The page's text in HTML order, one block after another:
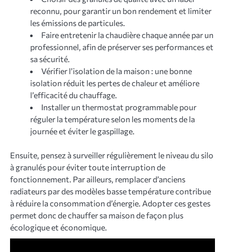
reconnu, pour garantir un bon rendement et limiter
les émissions de particules.
Faire entretenir la chaudière chaque année par un
professionnel, afin de préserver ses performances et
sa sécurité.
Vérifier l’isolation de la maison : une bonne
isolation réduit les pertes de chaleur et améliore
l’efficacité du chauffage.
Installer un thermostat programmable pour
réguler la température selon les moments de la
journée et éviter le gaspillage.
Ensuite, pensez à surveiller régulièrement le niveau du silo
à granulés pour éviter toute interruption de
fonctionnement. Par ailleurs, remplacer d’anciens
radiateurs par des modèles basse température contribue
à réduire la consommation d’énergie. Adopter ces gestes
permet donc de chauffer sa maison de façon plus
écologique et économique.